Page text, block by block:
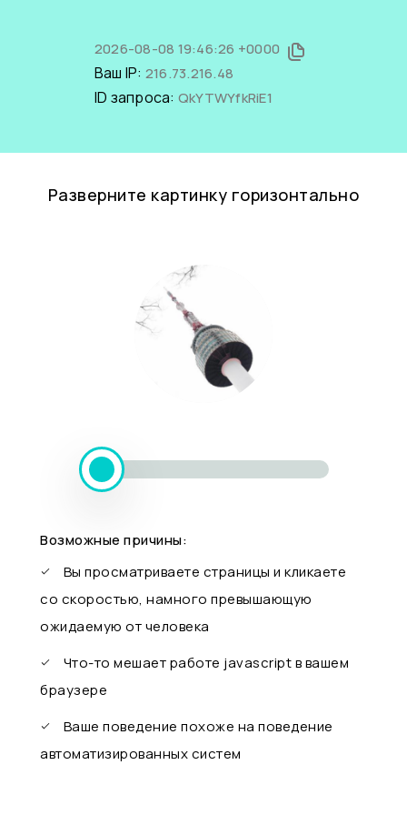
2026-08-08 19:46:26 +0000
Ваш IP: 216.73.216.48
ID запроса: QkYTWYfkRiE1
Разверните картинку горизонтально
Возможные причины:
Вы просматриваете страницы и кликаете
со скоростью, намного превышающую
ожидаемую от человека
Что-то мешает работе javascript в вашем
браузере
Ваше поведение похоже на поведение
автоматизированных систем